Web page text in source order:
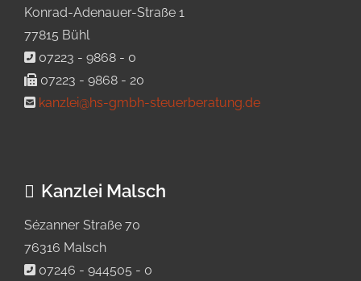
Konrad-Adenauer-Straße 1
77815 Bühl
07223 - 9868 - 0
07223 - 9868 - 20
kanzlei@hs-gmbh-steuerberatung.de
Kanzlei Malsch
Sézanner Straße 70
76316 Malsch
07246 - 944505 - 0